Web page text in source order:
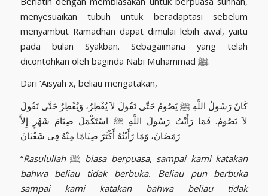
menyesuaikan tubuh untuk beradaptasi sebelum
menyambut Ramadhan dapat dimulai lebih awal, yaitu
pada bulan Syakban. Sebagaimana yang telah
dicontohkan oleh baginda Nabi Muhammad ﷺ.
Dari ‘Aisyah x, beliau mengatakan,
كَانَ رَسُولُ اللَّهِ ﷺ يَصُومُ حَتَّى نَقُولَ لاَ يُفْطِرُ، وَيُفْطِرُ حَتَّى نَقُولَ
لاَ يَصُومُ. فَمَا رَأَيْتُ رَسُولَ اللَّهِ ﷺ اسْتَكْمَلَ صِيَامَ شَهْرٍ إِلاَّ
رَمَضَانَ، وَمَا رَأَيْتُهُ أَكْثَرَ صِيَامًا مِنْهُ فِى شَعْبَانَ
“Rasulullahﷺ biasa berpuasa, sampai kami katakan
bahwa beliau tidak berbuka. Beliau pun berbuka
sampai kami katakan bahwa beliau tidak